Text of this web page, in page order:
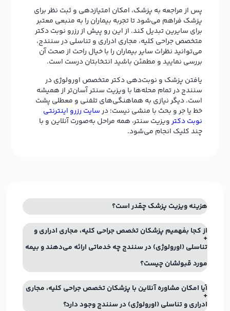
پس از مراجعه به پزشک، امکان امتیازدهی و ثبت نظر برای
پزشک فراهم می‌شود تا تجربه بیماران را به منبعی معتبر
برای سایرین تبدیل کند. از این رو پیش از رزرو نوبت دکتر
متخصص جراحی کلیه، مجاری ادراری و تناسلی در سنندج،
می‌توانید نظرات سایر بیماران را با خیال راحت از صحت آن
بررسی نمایید و مطمئن باشید انتخابتان درست است.
یافتن پزشک و نوبت‌دهی دکتر متخصص اورولوژی در
سنندج در تمام محله‌ها با ویزیت سنتر آسان‌تر از همیشه
است. دیگر نیازی به هماهنگی‌های تلفنی و معطلی پشت
خط یا جر و بحث با منشی نیست؛ درسایت رزرو اینترنتی
نوبت دکترویزیت سنتر، همه مراحل به‌صورت آنلاین و با
چند کلیک انجام می‌شود.
هزینه ویزیت پزشک چقدر است؟
از کجا بفهمیم پزشکان تخصص جراحی کلیه، مجاری ادراری و
تناسلی (اورولوژی) در سنندج چه خدماتی ارائه می‌دهند و بیمه
مورد قبولشان چیست؟
آیا امکان مشاوره آنلاین با پزشکان تخصص جراحی کلیه، مجاری
ادراری و تناسلی (اورولوژی) در سنندج وجود دارد؟